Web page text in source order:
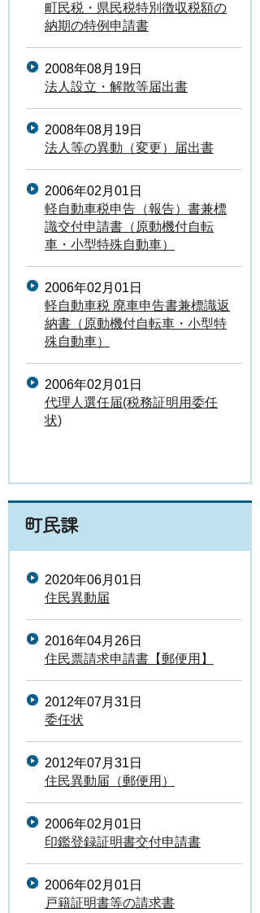
町民税・県民税特別徴収税額の
納期の特例申請書
2008年08月19日
法人設立・解散等届出書
2008年08月19日
法人等の異動（変更）届出書
2006年02月01日
軽自動車税申告（報告）書兼標
識交付申請書（原動機付自転
車・小型特殊自動車）
2006年02月01日
軽自動車税 廃車申告書兼標識返
納書（原動機付自転車・小型特
殊自動車）
2006年02月01日
代理人選任届(税務証明用委任
状)
町民課
2020年06月01日
住民異動届
2016年04月26日
住民票請求申請書【郵便用】
2012年07月31日
委任状
2012年07月31日
住民異動届（郵便用）
2006年02月01日
印鑑登録証明書交付申請書
2006年02月01日
戸籍証明書等の請求書